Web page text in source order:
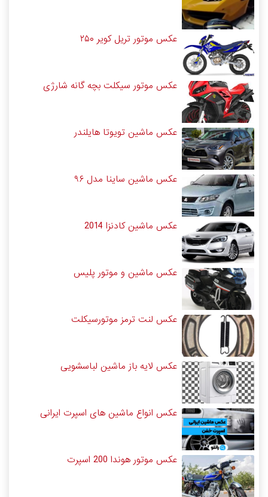
عکس موتور تریل کویر ۲۵۰
عکس موتور سیکلت بچه گانه شارژی
عکس ماشین تویوتا هایلندر
عکس ماشین ساینا مدل ۹۶
عکس ماشین کادنزا 2014
عکس ماشین و موتور پلیس
عکس لنت ترمز موتورسیکلت
عکس لایه باز ماشین لباسشویی
عکس انواع ماشین های اسپرت ایرانی
عکس موتور هوندا 200 اسپرت